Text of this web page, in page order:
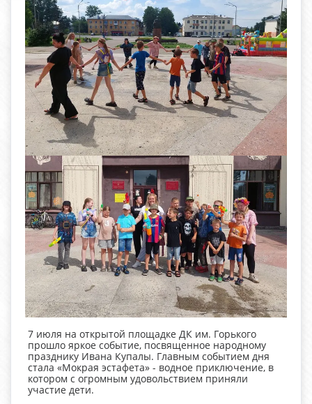
7 июля на открытой площадке ДК им. Горького
прошло яркое событие, посвященное народному
празднику Ивана Купалы. Главным событием дня
стала «Мокрая эстафета» - водное приключение, в
котором с огромным удовольствием приняли
участие дети.